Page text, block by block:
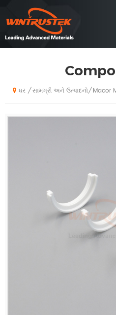
ઘર / સામગ્રી અને ઉત્પાદનો/ Macor